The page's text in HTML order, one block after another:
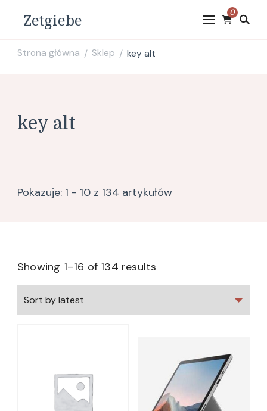
Zetgiebe 0
Strona główna / Sklep / key alt
key alt
Pokazuje: 1 - 10 z 134 artykułów
Showing 1–16 of 134 results